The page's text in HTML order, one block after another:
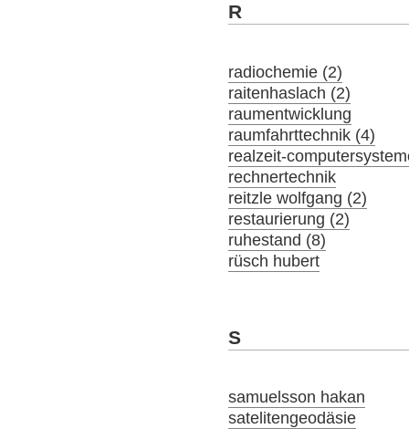
R
radiochemie (2)
raitenhaslach (2)
raumentwicklung
raumfahrttechnik (4)
realzeit-
rechnertechnik
reitzle wolfgang (2)
restaurierung (2)
ruhestand (8)
rüsch hubert
S
samuelsson hakan
satelitengeodäsie